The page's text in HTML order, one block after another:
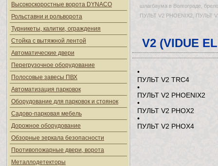
Высокоскоростные ворота DYNACO
Рольставни и рольворота
Турникеты, калитки, ограждения
Стойка с вытяжной лентой
Автоматические двери
Перегрузочное оборудование
Полосовые завесы ПВХ
Автоматизация парковок
Оборудование для парковок и стоянок
Садово-парковая мебель
Дорожное оборудование
Обзорные зеркала безопасности
Противопожарные двери, ворота
Металлодетекторы
шлагбаума в Волгограде,
ПУЛЬТ V2 PHOENIX2, ПУЛЬТ
V2 (VIDUE
•
ПУЛЬТ V2 TRC4
•
ПУЛЬТ V2 PHOENIX2
•
ПУЛЬТ V2 PHOX2
•
ПУЛЬТ V2 PHOX4